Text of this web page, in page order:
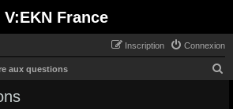
V:EKN France
Connexion
Inscription
aux questions